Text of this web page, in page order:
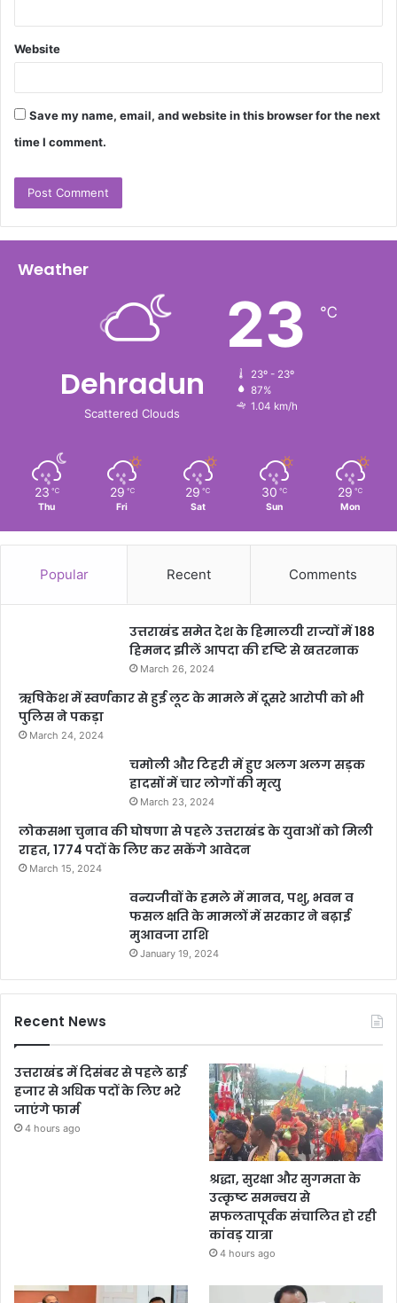
Website
Save my name, email, and website in this browser for the next
time I comment.
Weather
Dehradun
Scattered Clouds
23 ℃
23º - 23º
87%
1.04 km/h
23 ℃
Thu
29 ℃
Fri
29 ℃
Sat
30 ℃
Sun
29 ℃
Mon
Popular Recent Comments
उत्तराखंड समेत देश के हिमालयी राज्यों में 188
हिमनद झीलें आपदा की दृष्टि से खतरनाक
March 26, 2024
ऋषिकेश में स्वर्णकार से हुई लूट के मामले में दूसरे आरोपी को भी
पुलिस ने पकड़ा
March 24, 2024
चमोली और टिहरी में हुए अलग अलग सड़क
हादसों में चार लोगों की मृत्यु
March 23, 2024
लोकसभा चुनाव की घोषणा से पहले उत्तराखंड के युवाओं को मिली
राहत, 1774 पदों के लिए कर सकेंगे आवेदन
March 15, 2024
वन्यजीवों के हमले में मानव, पशु, भवन व
फसल क्षति के मामलों में सरकार ने बढ़ाई
मुआवजा राशि
January 19, 2024
Recent News
उत्तराखंड में दिसंबर से पहले ढाई
हजार से अधिक पदों के लिए भरे
जाएंगे फार्म
4 hours ago
श्रद्धा, सुरक्षा और सुगमता के
उत्कृष्ट समन्वय से
सफलतापूर्वक संचालित हो रही
कांवड़ यात्रा
4 hours ago